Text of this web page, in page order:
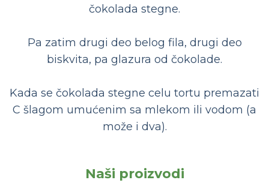
čokolada stegne.
Pa zatim drugi deo belog fila, drugi deo
biskvita, pa glazura od čokolade.
Kada se čokolada stegne celu tortu premazati
C šlagom umućenim sa mlekom ili vodom (a
može i dva).
Naši proizvodi